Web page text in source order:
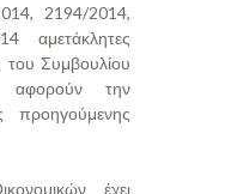
2194/2014,
αμετάκλητες
του Συμβουλίου
αφορούν την
προηγούμενης
έχει